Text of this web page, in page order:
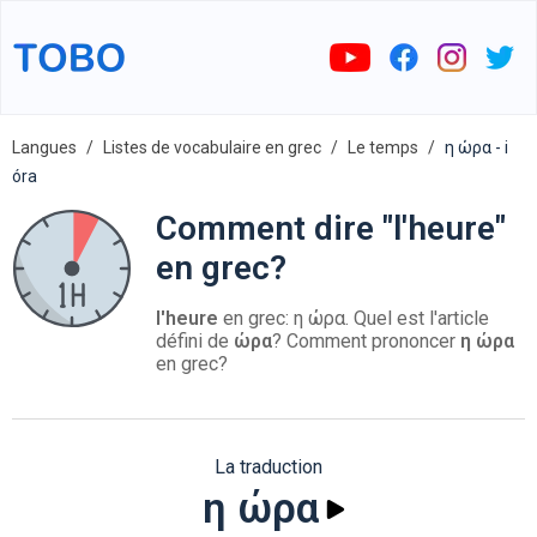
Langues Listes de vocabulaire en grec Le temps
η ώρα - i
óra
Comment dire "l'heure"
en grec?
l'heure en grec: η ώρα. Quel est l'article
défini de ώρα? Comment prononcer η ώρα
en grec?
La traduction
η ώρα